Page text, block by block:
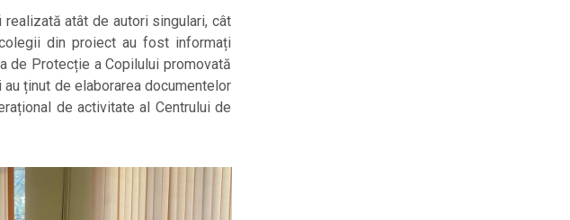
atât de autori singulari, cât
din proiect au fost informați
de Protecție a Copilului promovată
ținut de elaborarea documentelor
de activitate al Centrului de